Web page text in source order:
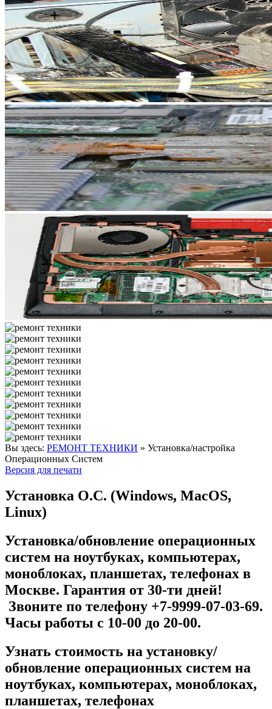
Вы здесь: РЕМОНТ ТЕХНИКИ » Установка/настройка
Операционных Систем
Версия для печати
Установка О.С. (Windows, MacOS,
Linux)
Установка/обновление операционных
систем на ноутбуках, компьютерах,
моноблоках, планшетах, телефонах в
Москве. Гарантия от 30-ти дней!
Звоните по телефону +7-9999-07-03-69.
Часы работы с 10-00 до 20-00.
Узнать стоимость на установку/
обновление операционных систем на
ноутбуках, компьютерах, моноблоках,
планшетах, телефонах